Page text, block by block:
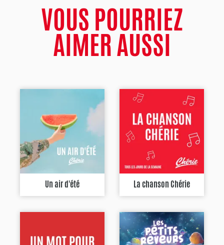
VOUS POURRIEZ
AIMER AUSSI
Un air d'été La chanson Chérie